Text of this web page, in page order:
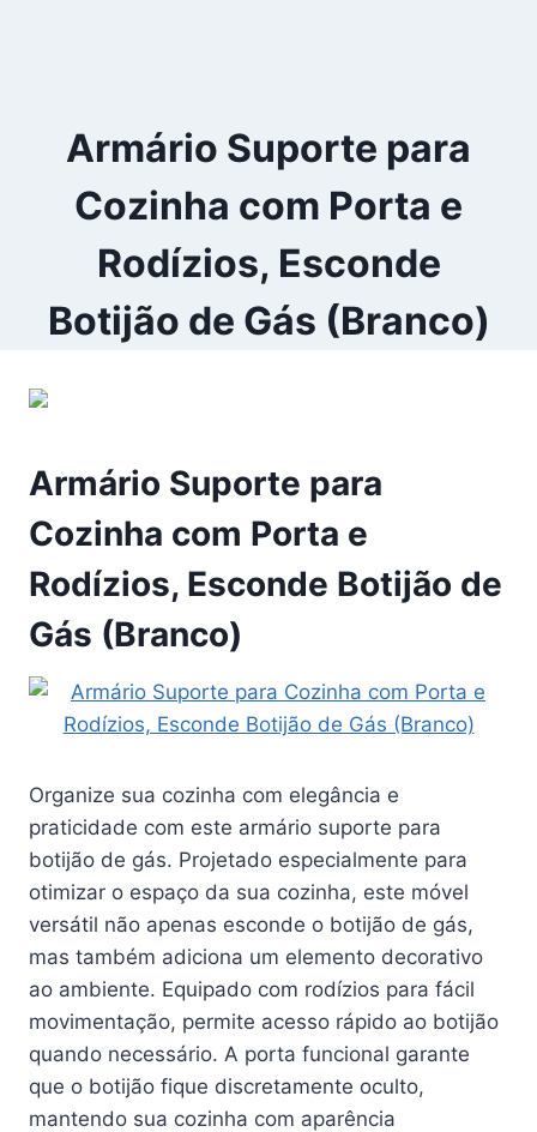
Armário Suporte para
Cozinha com Porta e
Rodízios, Esconde
Botijão de Gás (Branco)
Armário Suporte para
Cozinha com Porta e
Rodízios, Esconde Botijão de
Gás (Branco)
Organize sua cozinha com elegância e
praticidade com este armário suporte para
botijão de gás. Projetado especialmente para
otimizar o espaço da sua cozinha, este móvel
versátil não apenas esconde o botijão de gás,
mas também adiciona um elemento decorativo
ao ambiente. Equipado com rodízios para fácil
movimentação, permite acesso rápido ao botijão
quando necessário. A porta funcional garante
que o botijão fique discretamente oculto,
mantendo sua cozinha com aparência